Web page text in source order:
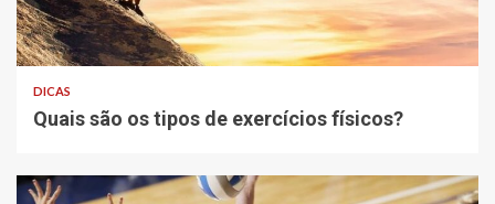
DICAS
Quais são os tipos de exercícios físicos?